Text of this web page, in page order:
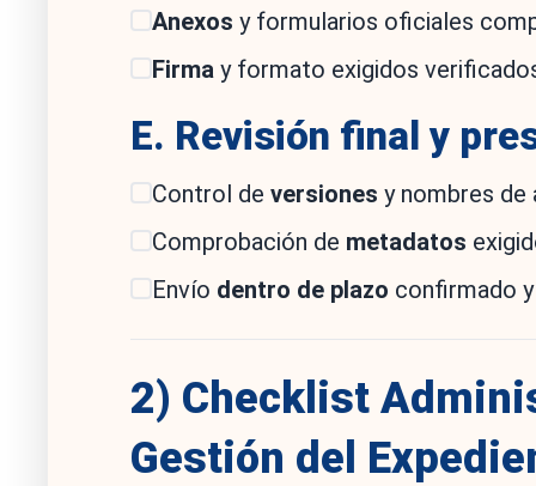
Anexos y formularios oficiales
Firmay formato exigidos
E. Revisión final y
Control de versiones y nombres de
Comprobación de metadatos
Envío dentro de plazo confirmado
2) Checklist
Gestión del